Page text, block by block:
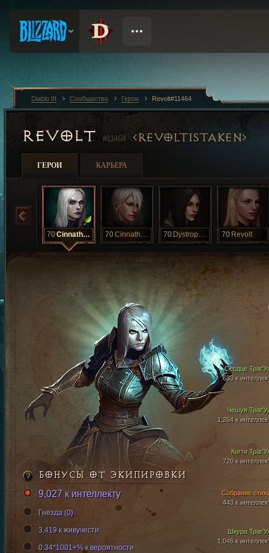
REVOLT#11464 REVOLTISTAKEN
ГЕРОИ КАРЬЕРА
70 Cinnathepoet 70 Cinnathepoet 70 Dystrophyx 70 Revolt
Чешуя
1,264 к
Когти
720 к
Сердце
633 к
Шкура
1,046 к
Собрание
443 к
БОНУСЫ ОТ ЭКИПИРОВКИ
9,027 к интеллекту
Гнезда (0)
3,419 к живучести
0.34*1001+% к вероятности
Diablo III Сообщество Герои Revolt#11464